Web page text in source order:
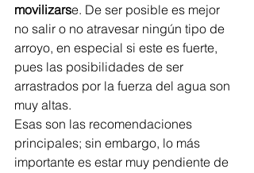
movilizarse. De ser posible es mejor
no salir o no atravesar ningún tipo de
arroyo, en especial si este es fuerte,
pues las posibilidades de ser
arrastrados por la fuerza del agua son
muy altas.
Esas son las recomendaciones
principales; sin embargo, lo más
importante es estar muy pendiente de